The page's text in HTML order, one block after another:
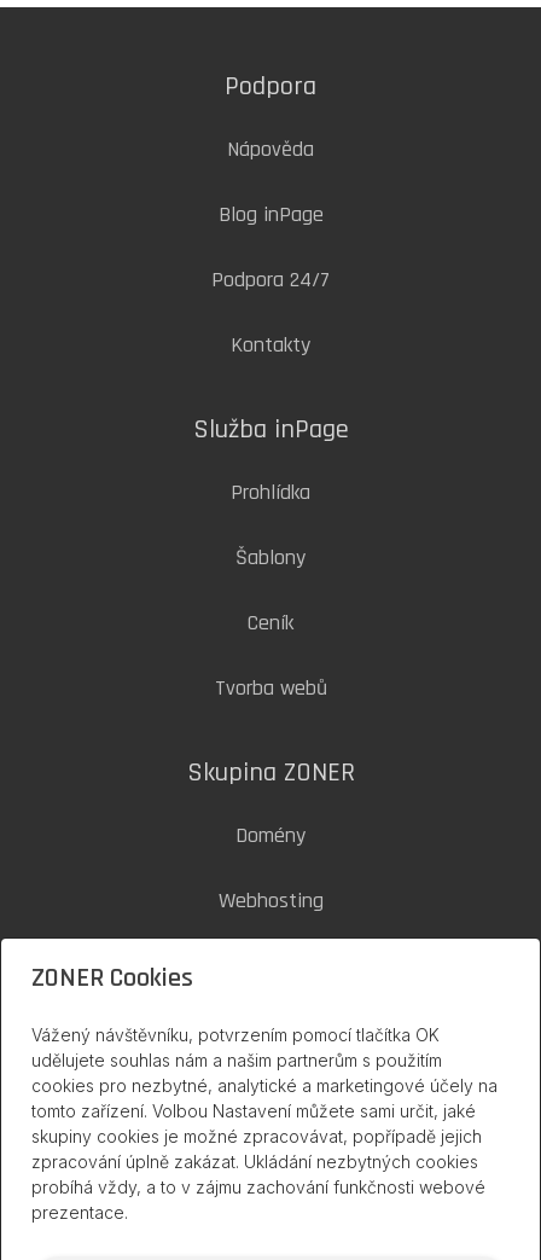
Podpora
Nápověda
Blog inPage
Podpora 24/7
Kontakty
Služba inPage
Prohlídka
Šablony
Ceník
Tvorba webů
Skupina ZONER
Domény
Webhosting
Zoner Cloud
inPage na internetu
ZONER Cookies
Vážený návštěvníku, potvrzením pomocí tlačítka OK
udělujete souhlas nám a našim partnerům s použitím
cookies pro nezbytné, analytické a marketingové účely na
tomto zařízení. Volbou Nastavení můžete sami určit, jaké
skupiny cookies je možné zpracovávat, popřípadě jejich
zpracování úplně zakázat. Ukládání nezbytných cookies
probíhá vždy, a to v zájmu zachování funkčnosti webové
prezentace.